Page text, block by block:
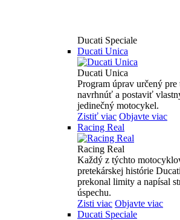
Ducati Speciale
Ducati Unica
Ducati Unica
Program úprav určený
navrhnúť a postaviť
jedinečný motocykel.
Zistiť viac Objavte viac
Racing Real
Racing Real
Každý z týchto
pretekárskej histórie
prekonal limity a napísal
úspechu.
Zisti viac Objavte viac
Ducati Speciale